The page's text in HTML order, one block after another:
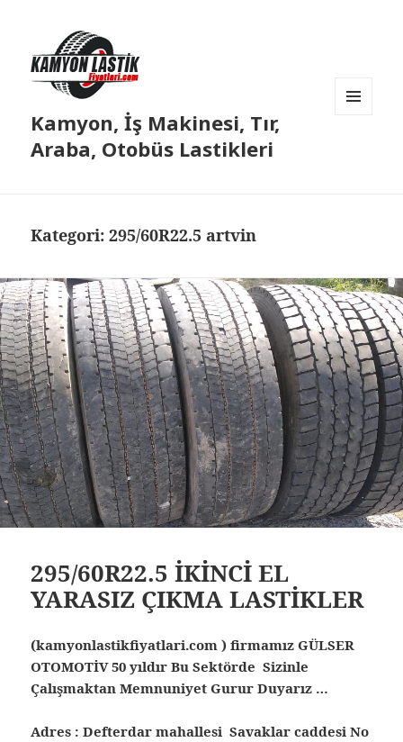
Kamyon, İş Makinesi, Tır,
Araba, Otobüs Lastikleri
Kategori:295/60R22.5 artvin
295/60R22.5 İKİNCİ EL
YARASIZ ÇIKMA LASTİKLER
(kamyonlastikfiyatlari.com ) firmamız GÜLSER
OTOMOTİV 50 yıldır Bu Sektörde Sizinle
Çalışmaktan Memnuniyet Gurur Duyarız …
Adres : Defterdar mahallesi Savaklar caddesi No